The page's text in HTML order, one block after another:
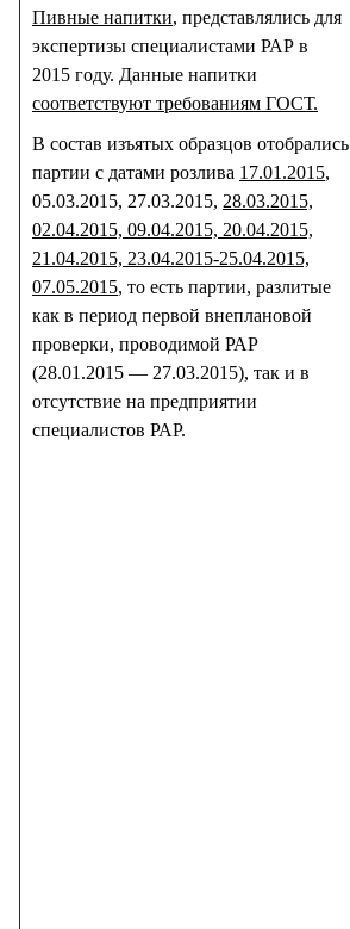
Пивные напитки, представлялись для
экспертизы специалистами РАР в
2015 году. Данные напитки
соответствуют требованиям ГОСТ.
В состав изъятых образцов отобрались
партии с датами розлива 17.01.2015,
05.03.2015, 27.03.2015, 28.03.2015,
02.04.2015, 09.04.2015, 20.04.2015,
21.04.2015, 23.04.2015-25.04.2015,
07.05.2015, то есть партии, разлитые
как в период первой внеплановой
проверки, проводимой РАР
(28.01.2015 — 27.03.2015), так и в
отсутствие на предприятии
специалистов РАР.